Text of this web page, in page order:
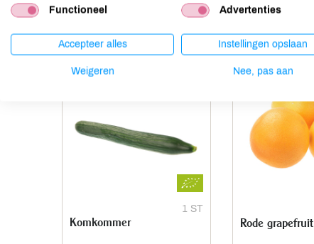
Anderen kochten ook
1 ST
Komkommer Rode grapefruit
Functioneel Advertenties
Accepteer alles Instellingen opslaan
Weigeren Nee, pas aan